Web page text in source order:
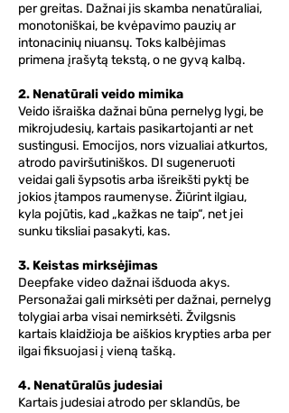
per greitas. Dažnai jis skamba nenatūraliai,
monotoniškai, be kvėpavimo pauzių ar
intonacinių niuansų. Toks kalbėjimas
primena įrašytą tekstą, o ne gyvą kalbą.
2. Nenatūrali veido mimika
Veido išraiška dažnai būna pernelyg lygi, be
mikrojudesių, kartais pasikartojanti ar net
sustingusi. Emocijos, nors vizualiai atkurtos,
atrodo paviršutiniškos. DI sugeneruoti
veidai gali šypsotis arba išreikšti pyktį be
jokios įtampos raumenyse. Žiūrint ilgiau,
kyla pojūtis, kad „kažkas ne taip“, net jei
sunku tiksliai pasakyti, kas.
3. Keistas mirksėjimas
Deepfake video dažnai išduoda akys.
Personažai gali mirksėti per dažnai, pernelyg
tolygiai arba visai nemirksėti. Žvilgsnis
kartais klaidžioja be aiškios krypties arba per
ilgai fiksuojasi į vieną tašką.
4. Nenatūralūs judesiai
Kartais judesiai atrodo per sklandūs, be